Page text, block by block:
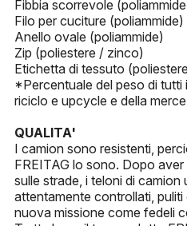
Fibbia scorrevole
Filo per cuciture (poliammide)
Anello ovale (poliammide)
Zip (poliestere / zinco)
Etichetta di tessuto
*Percentuale del peso di tutti
riciclo e upcycle e della
QUALITA'
I camion sono resistenti,
FREITAG lo sono. Dopo
sulle strade, i teloni di camion
attentamente controllati, puliti
nuova missione come fedeli